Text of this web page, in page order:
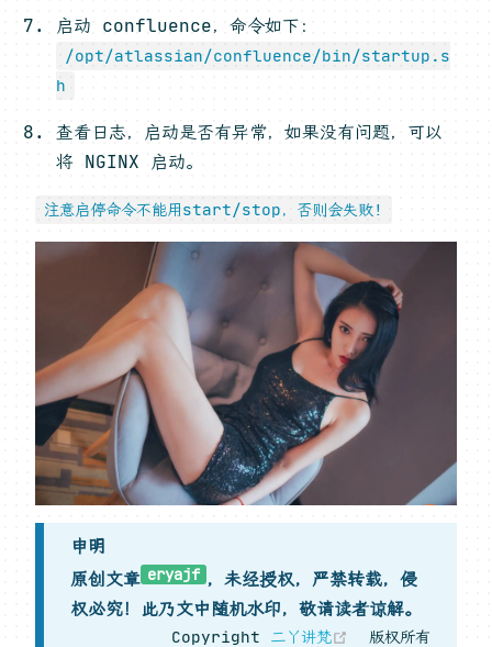
启动 confluence，命令如下：
/opt/atlassian/confluence/bin/startup.s
h
查看日志，启动是否有异常，如果没有问题，可以
将 NGINX 启动。
注意启停命令不能用start/stop，否则会失败!
申明
原创文章 eryajf ，未经授权，严禁转载，侵
权必究！此乃文中随机水印，敬请读者谅解。
Copyright 二丫讲梵 (opens new
版权所有